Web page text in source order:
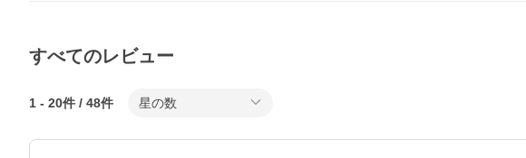
すべてのレビュー
1 - 20件 / 48件 星の数